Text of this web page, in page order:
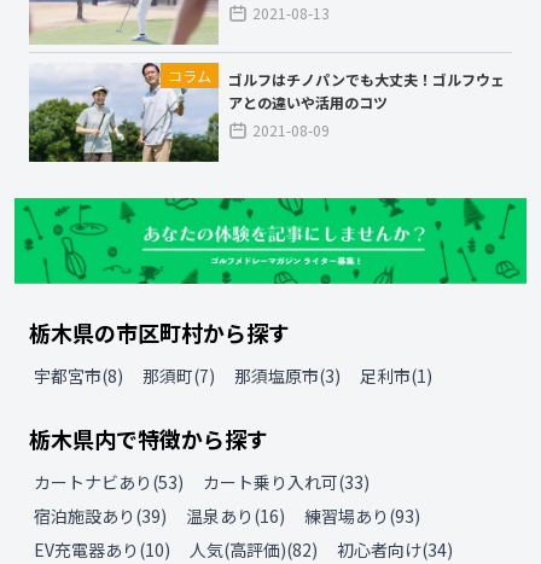
2021-08-13
コラム
ゴルフはチノパンでも大丈夫！ゴルフウェ
アとの違いや活用のコツ
2021-08-09
栃木県の市区町村から探す
宇都宮市(8) 那須町(7) 那須塩原市(3) 足利市(1)
栃木県内で特徴から探す
カートナビあり (53) カート乗り入れ可(33)
宿泊施設あり (39) 温泉あり (16) 練習場あり (93)
EV充電器あり (10) 人気(高評価)(82) 初心者向け(34)